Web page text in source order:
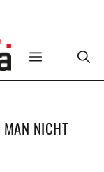
MENÜ
MAN NICHT